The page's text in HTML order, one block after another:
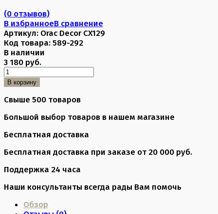
(0 отзывов)
В избранноеВ сравнение
Артикул: Orac Decor CX129
Код товара: 589-292
В наличии
3 180 руб.
В корзину
Свыше 500 товаров
Большой выбор товаров в нашем магазине
Бесплатная доставка
Бесплатная доставка при заказе от 20 000 руб.
Поддержка 24 часа
Наши консультанты всегда рады Вам помочь
Обзор